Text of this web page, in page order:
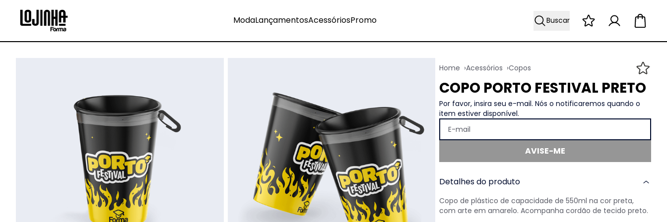
ModaLançamentosAcessóriosPromo Buscar
Acessórios Copos
COPO PORTO FESTIVAL PRETO
Por favor, insira seu e-mail. Nós o notificaremos quando o
item estiver disponível.
E-mail
AVISE-ME
Detalhes do produto
Copo de plástico de capacidade de 550ml na cor preta,
com arte em amarelo. Acompanha cordão de tecido preto.